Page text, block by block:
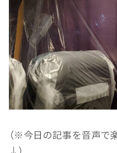
（※今日の記事を音声で